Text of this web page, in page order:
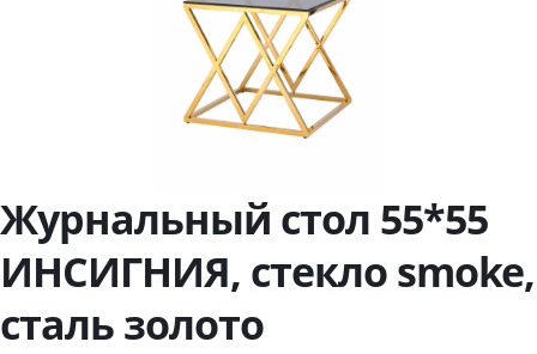
Журнальный стол 55*55
ИНСИГНИЯ, стекло smoke,
сталь золото